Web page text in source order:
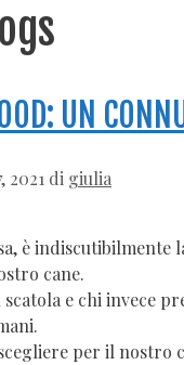
UN
2021 di giulia
è
cane.
scatola e chi invece
per il